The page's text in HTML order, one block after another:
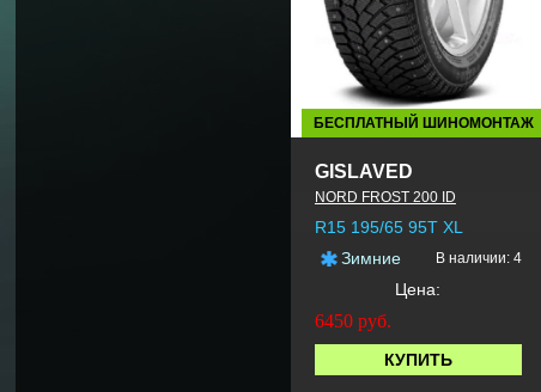
БЕСПЛАТНЫЙ ШИНОМОНТАЖ
GISLAVED
NORD FROST 200 ID
R15 195/65 95T XL
Зимние
В наличии: 4
Цена:
6450 руб.
КУПИТЬ